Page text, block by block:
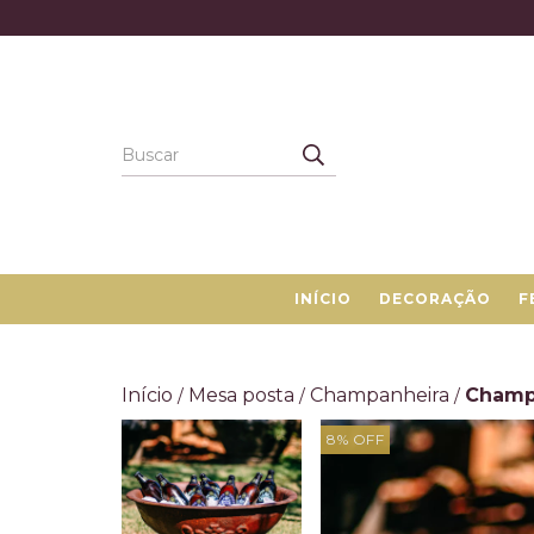
INÍCIO DECORAÇÃO
Início / Mesa posta / Champanheira /
8% OFF